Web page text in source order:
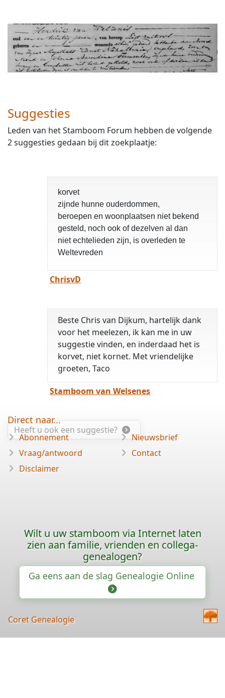
Suggesties
Leden van het Stamboom Forum hebben de volgende
2 suggesties gedaan bij dit zoekplaatje:
korvet
zijnde hunne ouderdommen,
beroepen en woonplaatsen niet bekend
gesteld, noch ook of dezelven al dan
niet echtelieden zijn, is overleden te
Weltevreden
ChrisvD
Beste Chris van Dijkum, hartelijk dank
voor het meelezen, ik kan me in uw
suggestie vinden, en inderdaad het is
korvet, niet kornet. Met vriendelijke
groeten, Taco
Stamboom van Welsenes
Heeft u ook een suggestie?
Direct naar...
Abonnement
Vraag/antwoord
Disclaimer
Nieuwsbrief
Contact
Wilt u uw stamboom via Internet laten
zien aan familie, vrienden en collega-
genealogen?
Ga eens aan de slag Genealogie Online
Coret Genealogie